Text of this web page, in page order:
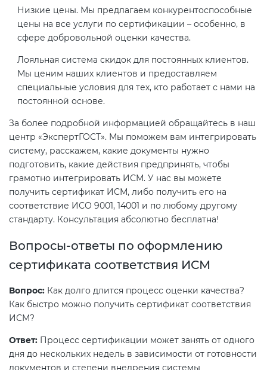
Низкие цены. Мы предлагаем конкурентоспособные
цены на все услуги по сертификации – особенно, в
сфере добровольной оценки качества.
Лояльная система скидок для постоянных клиентов.
Мы ценим наших клиентов и предоставляем
специальные условия для тех, кто работает с нами на
постоянной основе.
За более подробной информацией обращайтесь в наш
центр «ЭкспертГОСТ». Мы поможем вам интегрировать
систему, расскажем, какие документы нужно
подготовить, какие действия предпринять, чтобы
грамотно интегрировать ИСМ. У нас вы можете
получить сертификат ИСМ, либо получить его на
соответствие ИСО 9001, 14001 и по любому другому
стандарту. Консультация абсолютно бесплатна!
Вопросы-ответы по оформлению
сертификата соответствия ИСМ
Вопрос: Как долго длится процесс оценки качества?
Как быстро можно получить сертификат соответствия
ИСМ?
Ответ: Процесс сертификации может занять от одного
дня до нескольких недель в зависимости от готовности
документов и степени внедрения системы